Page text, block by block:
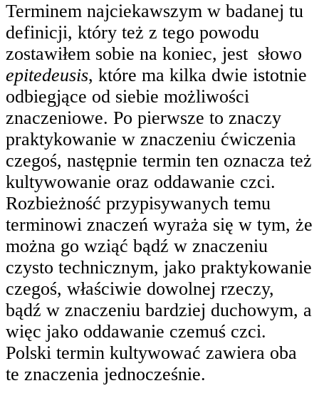
Terminem najciekawszym w badanej tu
definicji, który też z tego powodu
zostawiłem sobie na koniec, jest słowo
epitedeusis, które ma kilka dwie istotnie
odbiegjące od siebie możliwości
znaczeniowe. Po pierwsze to znaczy
praktykowanie w znaczeniu ćwiczenia
czegoś, następnie termin ten oznacza też
kultywowanie oraz oddawanie czci.
Rozbieżność przypisywanych temu
terminowi znaczeń wyraża się w tym, że
można go wziąć bądź w znaczeniu
czysto technicznym, jako praktykowanie
czegoś, właściwie dowolnej rzeczy,
bądź w znaczeniu bardziej duchowym, a
więc jako oddawanie czemuś czci.
Polski termin kultywować zawiera oba
te znaczenia jednocześnie.